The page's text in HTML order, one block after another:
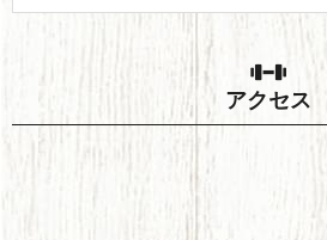
アクセス